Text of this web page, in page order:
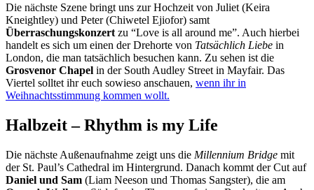
Die nächste Szene bringt uns zur Hochzeit von Juliet (Keira
Kneightley) und Peter (Chiwetel Ejiofor) samt
Überraschungskonzert zu “Love is all around me”. Auch hierbei
handelt es sich um einen der Drehorte von Tatsächlich Liebe in
London, die man tatsächlich besuchen kann. Zu sehen ist die
Grosvenor Chapel in der South Audley Street in Mayfair. Das
Viertel solltet ihr euch sowieso anschauen, wenn ihr in
Weihnachtsstimmung kommen wollt.
Halbzeit – Rhythm is my Life
Die nächste Außenaufnahme zeigt uns die Millennium Bridge mit
der St. Paul’s Cathedral im Hintergrund. Danach kommt der Cut auf
Daniel und Sam (Liam Neeson und Thomas Sangster), die am